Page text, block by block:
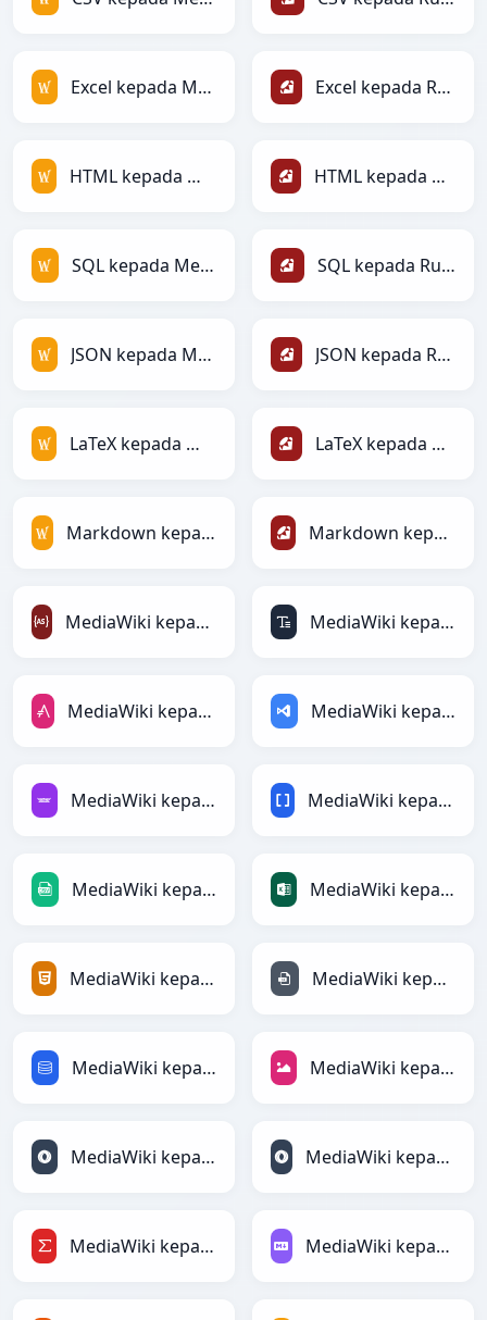
Excel kepada MediaWiki Excel kepada Ruby
HTML kepada MediaWiki HTML kepada Ruby
SQL kepada MediaWiki SQL kepada Ruby
JSON kepada MediaWiki JSON kepada Ruby
LaTeX kepada MediaWiki LaTeX kepada Ruby
Markdown kepada MediaWiki Markdown kepada Ruby
MediaWiki kepada ActionScript MediaWiki kepada ASCII
MediaWiki kepada AsciiDoc MediaWiki kepada ASP
MediaWiki kepada Avro MediaWiki kepada BBCode
MediaWiki kepada CSV MediaWiki kepada Excel
MediaWiki kepada HTML MediaWiki kepada INI
MediaWiki kepada SQL MediaWiki kepada JPEG
MediaWiki kepada JSON MediaWiki kepada JSONLines
MediaWiki kepada LaTeX MediaWiki kepada Markdown